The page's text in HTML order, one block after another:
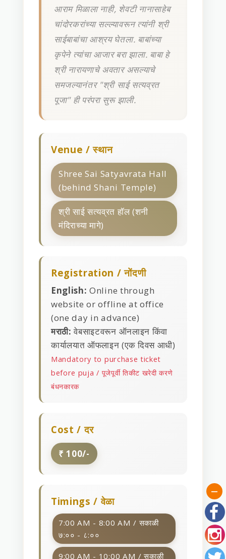
आराम मिळाला नाही, शेवटी नानासाहेब
चांदोरकरांच्या सल्ल्यावरून त्यांनी श्री
साईबाबांचा आश्रय घेतला. बाबांच्या
कृपेने त्यांचा आजार बरा झाला. बाबा हे
श्री नारायणाचे अवतार असल्याचे
समजल्यानंतर "श्री साई सत्यव्रत
पूजा" ही परंपरा सुरू झाली.
Venue / स्थान
Shree Sai Satyavrata Hall
(behind Shani Temple)
श्री साई सत्यव्रत हॉल (शनी
मंदिराच्या मागे)
Registration / नोंदणी
English: Online through
website or offline at office
(one day in advance)
मराठी: वेबसाइटवरून ऑनलाइन किंवा
कार्यालयात ऑफलाइन (एक दिवस आधी)
Mandatory to purchase ticket
before puja / पूजेपूर्वी तिकीट खरेदी करणे
बंधनकारक
Cost / दर
₹ 100/-
Timings / वेळा
7:00 AM - 8:00 AM / सकाळी
७:०० - ८:००
9:00 AM - 10:00 AM / सकाळी